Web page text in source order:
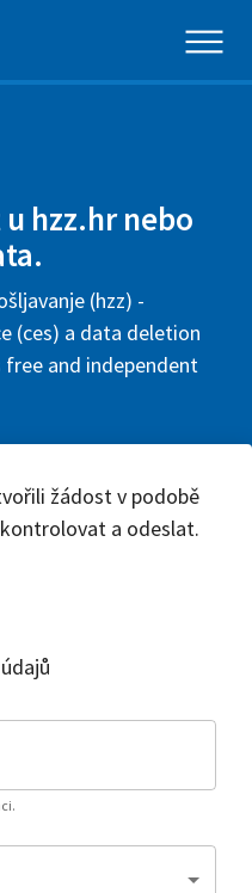
hzz.hr nebo
(hzz) -
(ces) a data deletion
and independent
žádost v podobě
a odeslat.